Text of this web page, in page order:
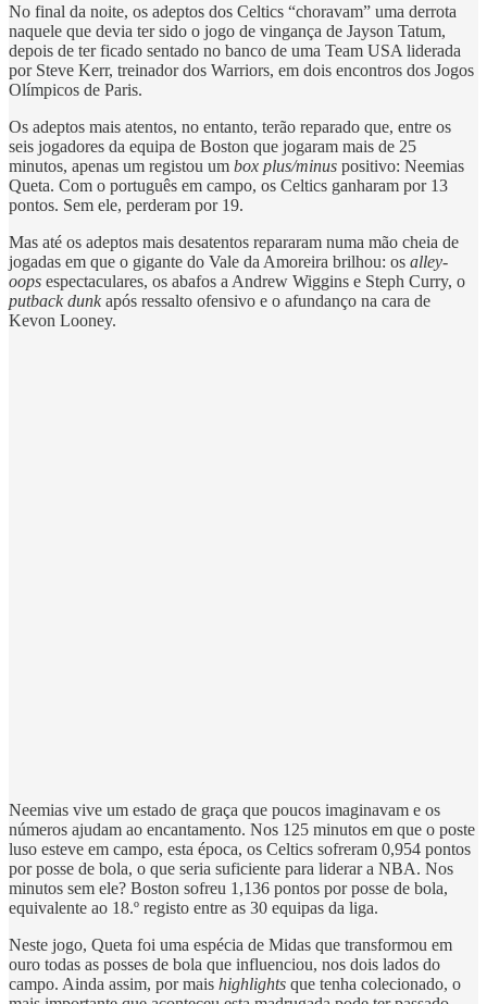
No final da noite, os adeptos dos Celtics “choravam” uma derrota
naquele que devia ter sido o jogo de vingança de Jayson Tatum,
depois de ter ficado sentado no banco de uma Team USA liderada
por Steve Kerr, treinador dos Warriors, em dois encontros dos Jogos
Olímpicos de Paris.
Os adeptos mais atentos, no entanto, terão reparado que, entre os
seis jogadores da equipa de Boston que jogaram mais de 25
minutos, apenas um registou um box plus/minus positivo: Neemias
Queta. Com o português em campo, os Celtics ganharam por 13
pontos. Sem ele, perderam por 19.
Mas até os adeptos mais desatentos repararam numa mão cheia de
jogadas em que o gigante do Vale da Amoreira brilhou: os alley-
oops espectaculares, os abafos a Andrew Wiggins e Steph Curry, o
putback dunk após ressalto ofensivo e o afundanço na cara de
Kevon Looney.
Neemias vive um estado de graça que poucos imaginavam e os
números ajudam ao encantamento. Nos 125 minutos em que o poste
luso esteve em campo, esta época, os Celtics sofreram 0,954 pontos
por posse de bola, o que seria suficiente para liderar a NBA. Nos
minutos sem ele? Boston sofreu 1,136 pontos por posse de bola,
equivalente ao 18.º registo entre as 30 equipas da liga.
Neste jogo, Queta foi uma espécia de Midas que transformou em
ouro todas as posses de bola que influenciou, nos dois lados do
campo. Ainda assim, por mais highlights que tenha colecionado, o